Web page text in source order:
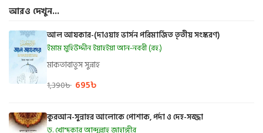
আরও দেখুন...
আল আযকার-(দাওয়াহ ভার্সন পরিমার্জিত তৃতীয় সংস্করণ)
ইমাম মুহিউদ্দীন ইয়াহইয়া আন-নববী (রহ.)
মাকতাবাতুস সুন্নাহ
1,390৳ 695৳
কুরআন-সুন্নাহর আলোকে পোশাক, পর্দা ও দেহ-সজ্জা
ড. খোন্দকার আব্দুল্লাহ জাহাঙ্গীর